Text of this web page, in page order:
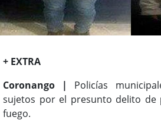
+ EXTRA
Coronango |
Policías
sujetos por el presunto delito de
fuego.